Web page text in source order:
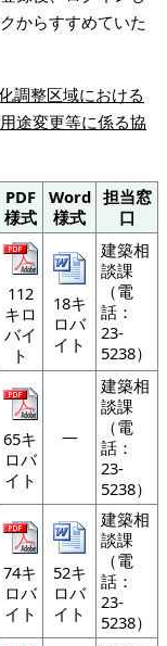
からすすめていた
調整区域における
途変更等に係る協
PDF
様式
Word
様式
担当窓
口
112
キロ
バイ
ト
18キ
ロバ
イト
建築相
談課
（電
話：
23-
5238）
65キ
ロバ
イト
―
建築相
談課
（電
話：
23-
5238）
74キ
ロバ
イト
52キ
ロバ
イト
建築相
談課
（電
話：
23-
5238）